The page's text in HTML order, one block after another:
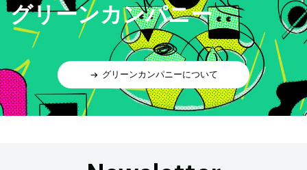
グリーンカンパニー
グリーンカンパニーについて